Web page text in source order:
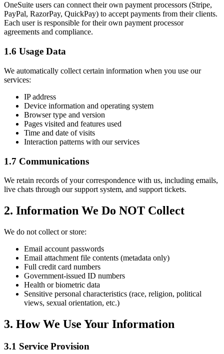
OneSuite users can connect their own payment processors (Stripe,
PayPal, RazorPay, QuickPay) to accept payments from their clients.
Each user is responsible for their own payment processor
agreements and compliance.
1.6 Usage Data
We automatically collect certain information when you use our
services:
IP address
Device information and operating system
Browser type and version
Pages visited and features used
Time and date of visits
Interaction patterns with our services
1.7 Communications
We retain records of your correspondence with us, including emails,
live chats through our support system, and support tickets.
2. Information We Do NOT Collect
We do not collect or store:
Email account passwords
Email attachment file contents (metadata only)
Full credit card numbers
Government-issued ID numbers
Health or biometric data
Sensitive personal characteristics (race, religion, political
views, sexual orientation, etc.)
3. How We Use Your Information
3.1 Service Provision